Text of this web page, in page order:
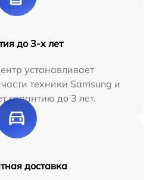
до 3-х лет
устанавливает
техники Samsung и
гарантию до 3 лет.
доставка